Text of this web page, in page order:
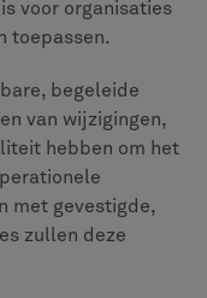
bedrijven ze
gegevens uit de
knelpunten en